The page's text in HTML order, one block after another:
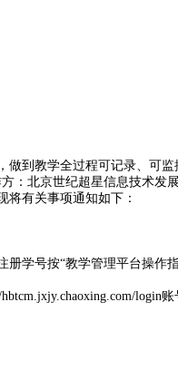
做到教学全过程可记录、可
：北京世纪超星信息技术发
将有关事项通知如下：
册学号按“教学管理平台操作
login